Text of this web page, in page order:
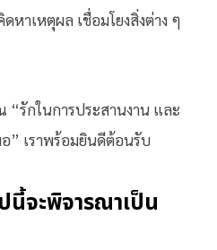
หาเหตุผล เชื่อมโยงสิ่งต่าง ๆ
รักในการประสานงาน และ
” เราพร้อมยินดีต้อนรับ
จะพิจารณาเป็น